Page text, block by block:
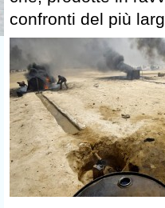
confronti del più